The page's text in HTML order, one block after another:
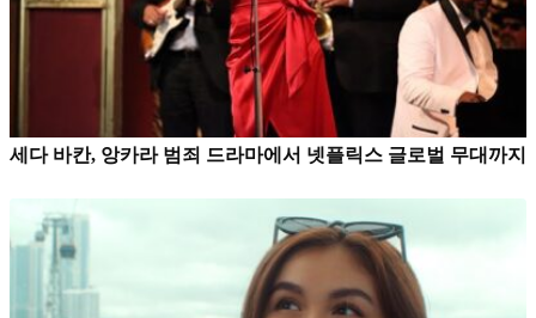
세다 바칸, 앙카라 범죄 드라마에서 넷플릭스 글로벌 무대까지